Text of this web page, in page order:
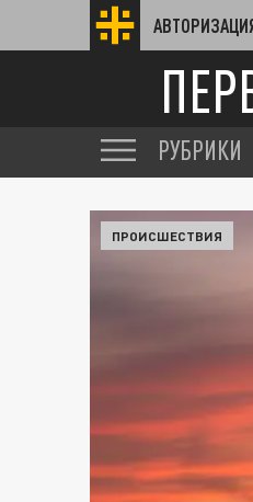
РУБРИКИ
ПРОИСШЕСТВИЯ